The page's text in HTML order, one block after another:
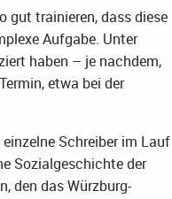
gut trainieren, dass diese
Aufgabe. Unter
haben – je nachdem,
etwa bei der
Schreiber im Lauf
Sozialgeschichte der
den das Würzburg-